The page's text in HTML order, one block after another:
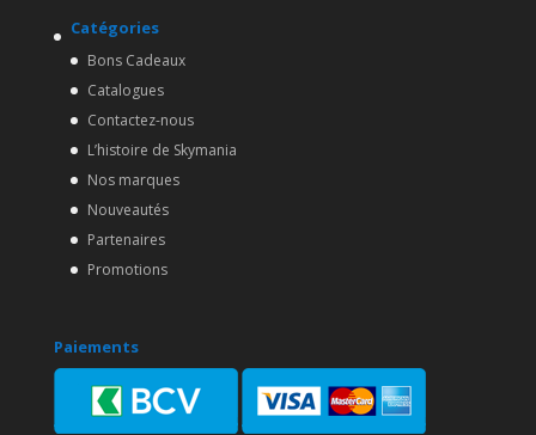
Catégories
Bons Cadeaux
Catalogues
Contactez-nous
L’histoire de Skymania
Nos marques
Nouveautés
Partenaires
Promotions
Paiements